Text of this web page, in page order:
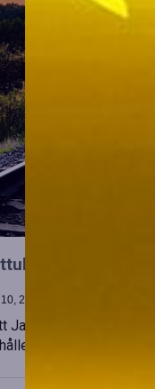
tillträder som
2026
Janne Hattula att leda
sitt ansvar i